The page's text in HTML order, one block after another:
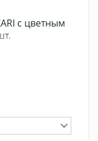
с цветным